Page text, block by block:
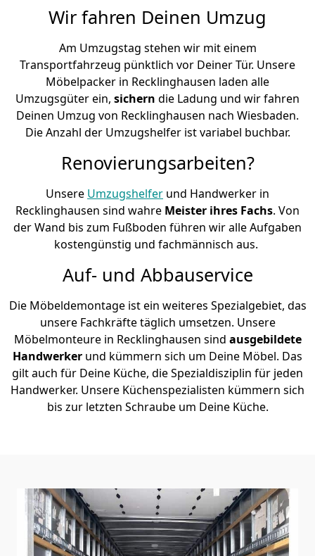
Wir fahren Deinen Umzug
Am Umzugstag stehen wir mit einem
Transportfahrzeug pünktlich vor Deiner Tür. Unsere
Möbelpacker in Recklinghausen laden alle
Umzugsgüter ein, sichern die Ladung und wir fahren
Deinen Umzug von Recklinghausen nach Wiesbaden.
Die Anzahl der Umzugshelfer ist variabel buchbar.
Renovierungsarbeiten?
Unsere Umzugshelfer und Handwerker in
Recklinghausen sind wahre Meister ihres Fachs. Von
der Wand bis zum Fußboden führen wir alle Aufgaben
kostengünstig und fachmännisch aus.
Auf- und Abbauservice
Die Möbeldemontage ist ein weiteres Spezialgebiet, das
unsere Fachkräfte täglich umsetzen. Unsere
Möbelmonteure in Recklinghausen sind ausgebildete
Handwerker und kümmern sich um Deine Möbel. Das
gilt auch für Deine Küche, die Spezialdisziplin für jeden
Handwerker. Unsere Küchenspezialisten kümmern sich
bis zur letzten Schraube um Deine Küche.